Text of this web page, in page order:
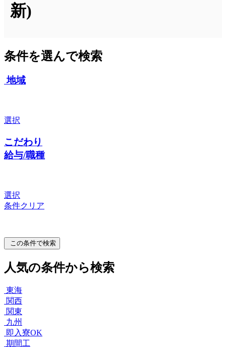
新)
条件を選んで検索
地域
選択
こだわり
給与/職種
選択
条件クリア
この条件で検索
人気の条件から検索
東海
関西
関東
九州
即入寮OK
期間工